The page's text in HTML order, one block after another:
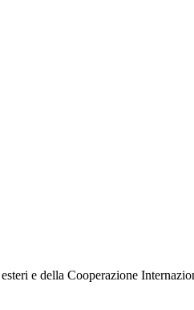
e della Cooperazione